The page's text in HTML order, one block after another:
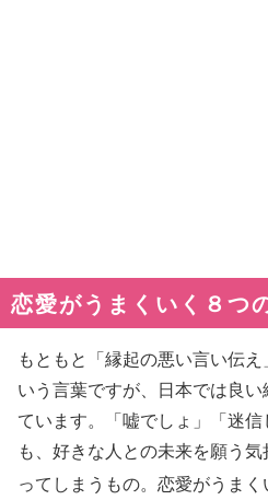
恋愛がうまくいく８つ
もともと「縁起の悪い言い伝
いう言葉ですが、日本では良
ています。「嘘でしょ」「迷
も、好きな人との未来を願う
ってしまうもの。恋愛がうま